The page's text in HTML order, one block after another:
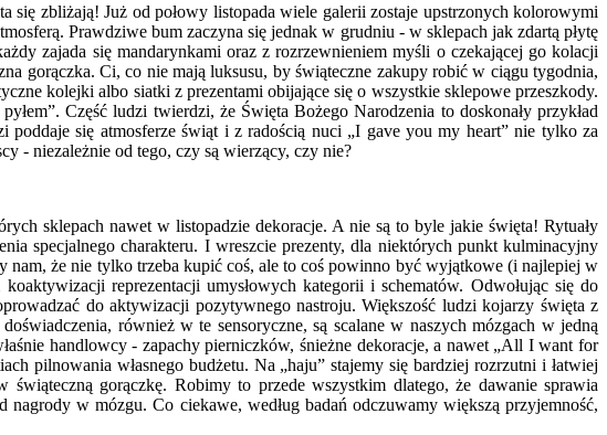
się zbliżają! Już od połowy listopada wiele galerii zostaje upstrzonych kolorowymi
Prawdziwe bum zaczyna się jednak w grudniu - w sklepach jak zdartą płytę
zajada się mandarynkami oraz z rozrzewnieniem myśli o czekającej go kolacji
gorączka. Ci, co nie mają luksusu, by świąteczne zakupy robić w ciągu tygodnia,
kolejki albo siatki z prezentami obijające się o wszystkie sklepowe przeszkody.
Część ludzi twierdzi, że Święta Bożego Narodzenia to doskonały przykład
się atmosferze świąt i z radością nuci „I gave you my heart” nie tylko za
- niezależnie od tego, czy są wierzący, czy nie?
sklepach nawet w listopadzie dekoracje. A nie są to byle jakie święta! Rytuały
specjalnego charakteru. I wreszcie prezenty, dla niektórych punkt kulminacyjny
że nie tylko trzeba kupić coś, ale to coś powinno być wyjątkowe (i najlepiej w
reprezentacji umysłowych kategorii i schematów. Odwołując się do
do aktywizacji pozytywnego nastroju. Większość ludzi kojarzy święta z
również w te sensoryczne, są scalane w naszych mózgach w jedną
handlowcy - zapachy pierniczków, śnieżne dekoracje, a nawet „All I want for
pilnowania własnego budżetu. Na „haju” stajemy się bardziej rozrzutni i łatwiej
gorączkę. Robimy to przede wszystkim dlatego, że dawanie sprawia
w mózgu. Co ciekawe, według badań odczuwamy większą przyjemność,